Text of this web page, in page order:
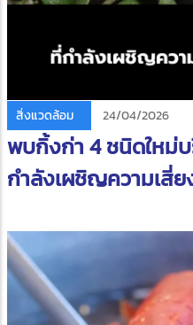
สิ่งแวดล้อม 24/04/2026
พบกิ้งก่า 4 ชนิดใหม่
กำลังเผชิญความเสี่